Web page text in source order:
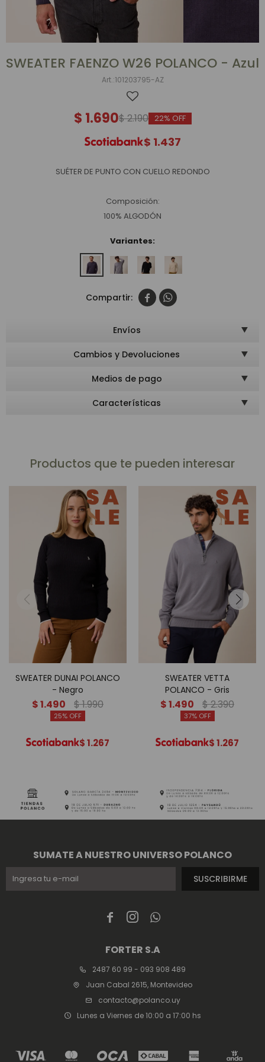
SWEATER FAENZO W26 POLANCO - Azul
101203795-AZ
$ 1.690$2.190 22
$ 1.437
SUÉTER DE PUNTO CON CUELLO REDONDO
Composición:
100% ALGODÓN
Variantes:
 
Envíos
Cambios y Devoluciones
Medios de pago
Características
Productos que te pueden interesar
SWEATER DUNAI POLANCO
- Negro
$1.490 $1.990
25
$1.267
SWEATER VETTA
POLANCO - Gris
$1.490 $2.390
37
$1.267
  
FORTER S.A
2487 60 99 - 093 908 489
Juan Cabal 2615, Montevideo
contacto@polanco.uy
Lunes a Viernes de 10:00 a 17:00 hs
SUMATE A NUESTRO UNIVERSO POLANCO
SUSCRIBIRME